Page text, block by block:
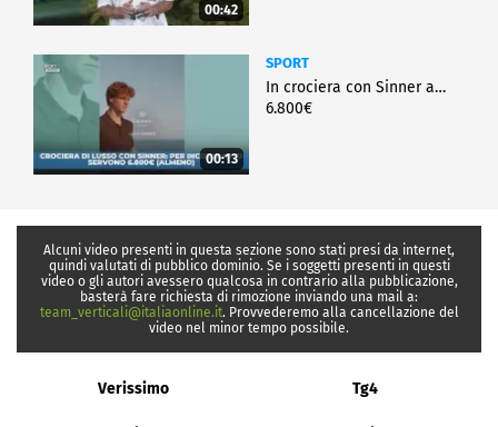
00:42
00:13
SPORT
In crociera con Sinner a…
6.800€
Alcuni video presenti in questa sezione sono stati presi da internet,
quindi valutati di pubblico dominio. Se i soggetti presenti in questi
video o gli autori avessero qualcosa in contrario alla pubblicazione,
basterà fare richiesta di rimozione inviando una mail a:
team_verticali@italiaonline.it. Provvederemo alla cancellazione del
video nel minor tempo possibile.
Verissimo Tg4